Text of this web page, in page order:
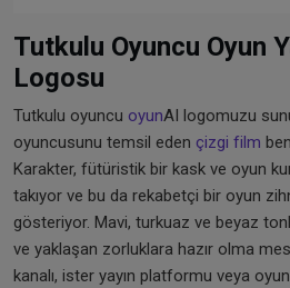
Tutkulu Oyuncu Oyun
Logosu
Tutkulu oyuncu oyunAI logomuzu
oyuncusunu temsil eden çizgi film
Karakter, fütüristik bir kask ve oyun
takıyor ve bu da rekabetçi bir oyun
gösteriyor. Mavi, turkuaz ve beyaz
ve yaklaşan zorluklara hazır olma
kanalı, ister yayın platformu veya